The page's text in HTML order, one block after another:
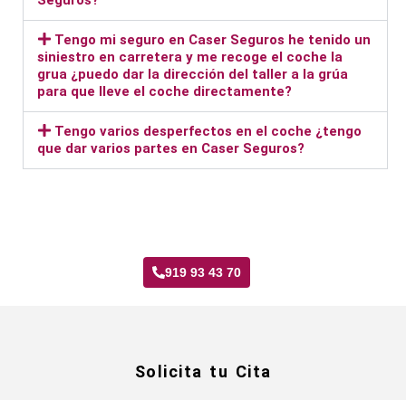
Tengo mi seguro en Caser Seguros he tenido un
siniestro en carretera y me recoge el coche la
grua ¿puedo dar la dirección del taller a la grúa
para que lleve el coche directamente?
Tengo varios desperfectos en el coche ¿tengo
que dar varios partes en Caser Seguros?
919 93 43 70
Solicita tu Cita